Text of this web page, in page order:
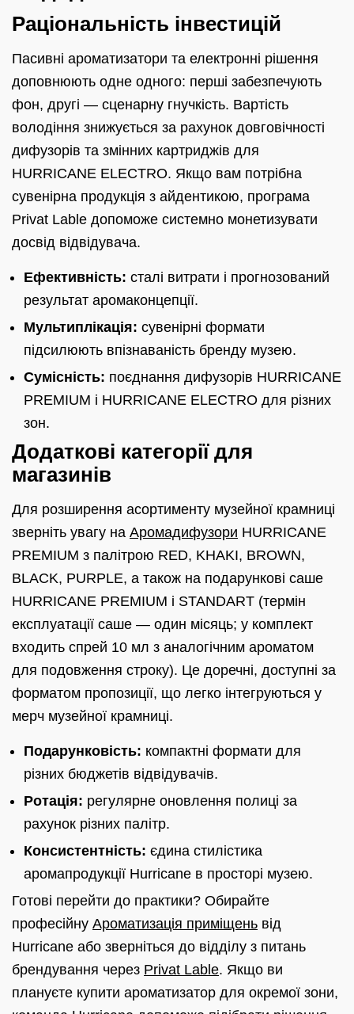
Раціональність інвестицій
Пасивні ароматизатори та електронні рішення
доповнюють одне одного: перші забезпечують
фон, другі — сценарну гнучкість. Вартість
володіння знижується за рахунок довговічності
дифузорів та змінних картриджів для
HURRICANE ELECTRO. Якщо вам потрібна
сувенірна продукція з айдентикою, програма
Privat Lable допоможе системно монетизувати
досвід відвідувача.
Ефективність: сталі витрати і прогнозований
результат аромаконцепції.
Мультиплікація: сувенірні формати
підсилюють впізнаваність бренду музею.
Сумісність: поєднання дифузорів HURRICANE
PREMIUM і HURRICANE ELECTRO для різних
зон.
Додаткові категорії для
магазинів
Для розширення асортименту музейної крамниці
зверніть увагу на Аромадифузори HURRICANE
PREMIUM з палітрою RED, KHAKI, BROWN,
BLACK, PURPLE, а також на подарункові саше
HURRICANE PREMIUM і STANDART (термін
експлуатації саше — один місяць; у комплект
входить спрей 10 мл з аналогічним ароматом
для подовження строку). Це доречні, доступні за
форматом пропозиції, що легко інтегруються у
мерч музейної крамниці.
Подарунковість: компактні формати для
різних бюджетів відвідувачів.
Ротація: регулярне оновлення полиці за
рахунок різних палітр.
Консистентність: єдина стилістика
аромапродукції Hurricane в просторі музею.
Готові перейти до практики? Обирайте
професійну Ароматизація приміщень від
Hurricane або зверніться до відділу з питань
брендування через Privat Lable. Якщо ви
плануєте купити ароматизатор для окремої зони,